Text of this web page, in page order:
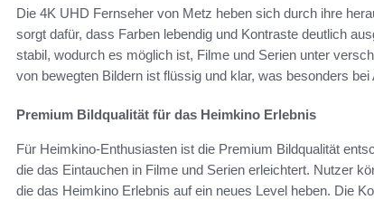
Die 4K UHD Fernseher von Metz heben sich durch ihre
sorgt dafür, dass Farben lebendig und Kontraste deutlich
stabil, wodurch es möglich ist, Filme und Serien unter
von bewegten Bildern ist flüssig und klar, was besonders
Premium Bildqualität für das Heimkino Erlebnis
Für Heimkino-Enthusiasten ist die Premium Bildqualität
die das Eintauchen in Filme und Serien erleichtert. Nutzer
die das Heimkino Erlebnis auf ein neues Level heben. Die